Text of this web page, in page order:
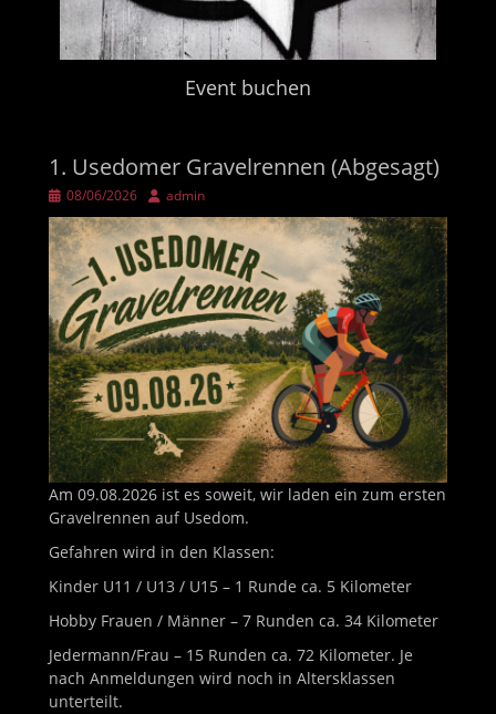
Event buchen
1. Usedomer Gravelrennen (Abgesagt)
Veröffentlicht
am
08/06/2026 Autoradmin
Am 09.08.2026 ist es soweit, wir laden ein zum ersten
Gravelrennen auf Usedom.
Gefahren wird in den Klassen:
Kinder U11 / U13 / U15 – 1 Runde ca. 5 Kilometer
Hobby Frauen / Männer – 7 Runden ca. 34 Kilometer
Jedermann/Frau – 15 Runden ca. 72 Kilometer. Je
nach Anmeldungen wird noch in Altersklassen
unterteilt.